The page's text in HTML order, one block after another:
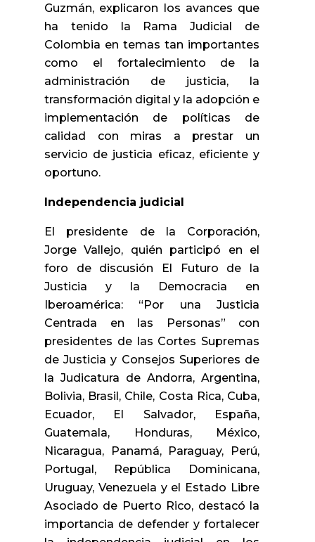
Guzmán, explicaron los avances que
ha tenido la Rama Judicial de
Colombia en temas tan importantes
como el fortalecimiento de la
administración de justicia, la
transformación digital y la adopción e
implementación de políticas de
calidad con miras a prestar un
servicio de justicia eficaz, eficiente y
oportuno.
Independencia judicial
El presidente de la Corporación,
Jorge Vallejo, quién participó en el
foro de discusión El Futuro de la
Justicia y la Democracia en
Iberoamérica: “Por una Justicia
Centrada en las Personas” con
presidentes de las Cortes Supremas
de Justicia y Consejos Superiores de
la Judicatura de Andorra, Argentina,
Bolivia, Brasil, Chile, Costa Rica, Cuba,
Ecuador, El Salvador, España,
Guatemala, Honduras, México,
Nicaragua, Panamá, Paraguay, Perú,
Portugal, República Dominicana,
Uruguay, Venezuela y el Estado Libre
Asociado de Puerto Rico, destacó la
importancia de defender y fortalecer